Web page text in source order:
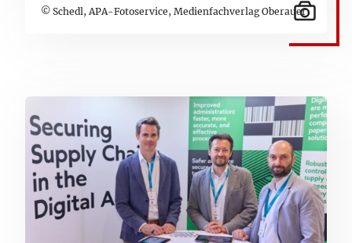
© Schedl, APA-Fotoservice, Medienfachverlag Oberauer